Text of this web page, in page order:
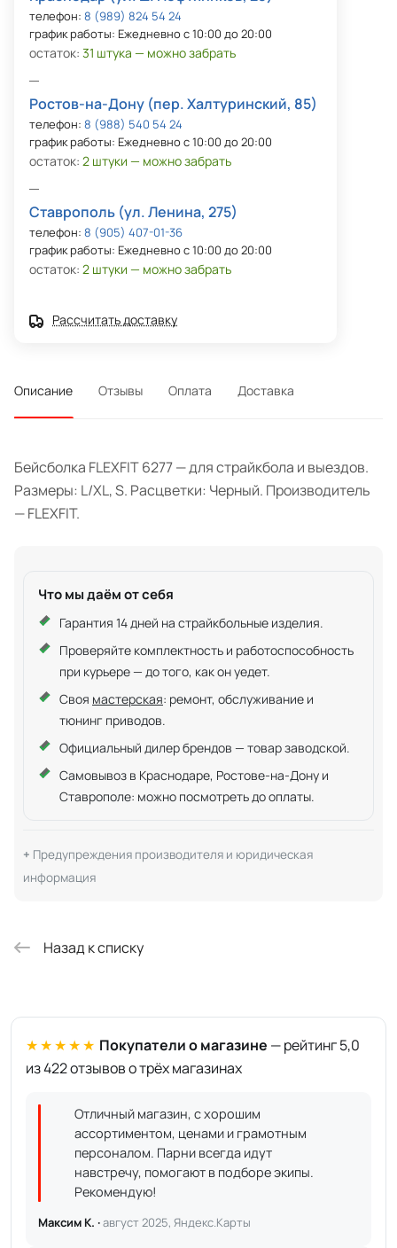
телефон: 8 (989) 824 54 24
график работы: Ежедневно с 10:00 до 20:00
остаток: 31 штука — можно забрать
Ростов-на-Дону (пер. Халтуринский, 85)
телефон: 8 (988) 540 54 24
график работы: Ежедневно с 10:00 до 20:00
остаток: 2 штуки — можно забрать
Ставрополь (ул. Ленина, 275)
телефон: 8 (905) 407-01-36
график работы: Ежедневно с 10:00 до 20:00
остаток: 2 штуки — можно забрать
Рассчитать доставку
Описание Отзывы Оплата Доставка
Бейсболка FLEXFIT 6277 — для страйкбола и выездов.
Размеры: L/XL, S. Расцветки: Черный. Производитель
— FLEXFIT.
Что мы даём от себя
Гарантия 14 дней на страйкбольные изделия.
Проверяйте комплектность и работоспособность
при курьере — до того, как он уедет.
Своя мастерская: ремонт, обслуживание и
тюнинг приводов.
Официальный дилер брендов — товар заводской.
Самовывоз в Краснодаре, Ростове-на-Дону и
Ставрополе: можно посмотреть до оплаты.
Предупреждения производителя и юридическая
информация
Назад к списку
★★★★★ Покупатели о магазине — рейтинг 5,0
из 422 отзывов о трёх магазинах
Отличный магазин, с хорошим
ассортиментом, ценами и грамотным
персоналом. Парни всегда идут
навстречу, помогают в подборе экипы.
Рекомендую!
Максим К. ·август 2025, Яндекс.Карты